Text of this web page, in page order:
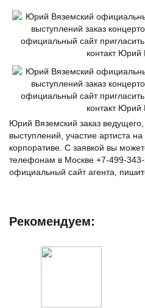
Юрий Вяземский заказ
выступлений, участие артиста
корпоративе. С заявкой вы
телефонам в Москве +7-499-
официальный сайт агента,
Рекомендуем: